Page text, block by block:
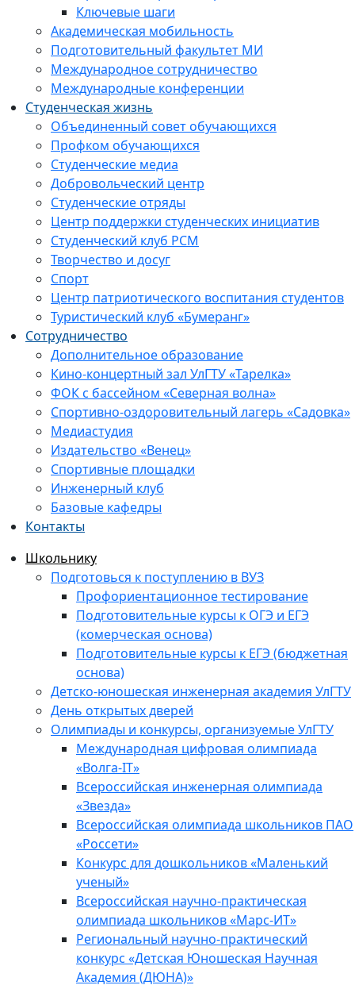
Ключевые шаги
Академическая мобильность
Подготовительный факультет МИ
Международное сотрудничество
Международные конференции
Студенческая жизнь
Объединенный совет обучающихся
Профком обучающихся
Студенческие медиа
Добровольческий центр
Студенческие отряды
Центр поддержки студенческих инициатив
Студенческий клуб РСМ
Творчество и досуг
Спорт
Центр патриотического воспитания студентов
Туристический клуб «Бумеранг»
Сотрудничество
Дополнительное образование
Кино-концертный зал УлГТУ «Тарелка»
ФОК с бассейном «Северная волна»
Спортивно-оздоровительный лагерь «Садовка»
Медиастудия
Издательство «Венец»
Спортивные площадки
Инженерный клуб
Базовые кафедры
Контакты
Школьнику
Подготовься к поступлению в ВУЗ
Профориентационное тестирование
Подготовительные курсы к ОГЭ и ЕГЭ
(комерческая основа)
Подготовительные курсы к ЕГЭ (бюджетная
основа)
Детско-юношеская инженерная академия УлГТУ
День открытых дверей
Олимпиады и конкурсы, организуемые УлГТУ
Международная цифровая олимпиада
«Волга-IT»
Всероссийская инженерная олимпиада
«Звезда»
Всероссийская олимпиада школьников ПАО
«Россети»
Конкурс для дошкольников «Маленький
ученый»
Всероссийская научно-практическая
олимпиада школьников «Марс-ИТ»
Региональный научно-практический
конкурс «Детская Юношеская Научная
Академия (ДЮНА)»